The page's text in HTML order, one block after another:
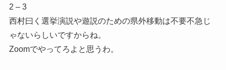
2 – 3
西村曰く選挙演説や遊説のための県外移動は不要不急じ
ゃないらしいですからね。
Zoomでやってろよと思うわ。